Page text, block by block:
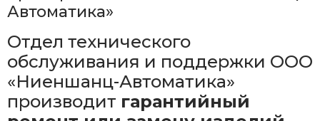
Автоматика»
Отдел технического
обслуживания и поддержки ООО
«Ниеншанц-Автоматика»
производит гарантийный